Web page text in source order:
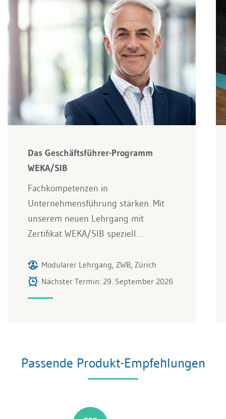
Das Geschäftsführer-Programm
WEKA/SIB
Fachkompetenzen in
Unternehmensführung stärken. Mit
unserem neuen Lehrgang mit
Zertifikat WEKA/SIB speziell…
Modularer Lehrgang, ZWB, Zürich
Nächster Termin: 29. September 2026
Passende Produkt-Empfehlungen